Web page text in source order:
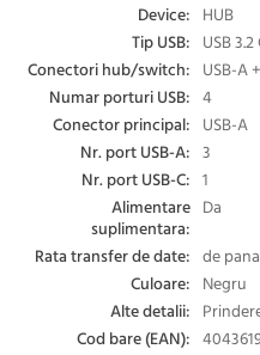
Device: HUB
Tip USB: USB
Conectori hub/switch: USB-A
Numar porturi USB: 4
Conector principal: USB-A
Nr. port USB-A: 3
Nr. port USB-C: 1
Alimentare
suplimentara:
Da
Rata transfer de date: de
Culoare: Negru
Alte detalii:
Cod bare (EAN):